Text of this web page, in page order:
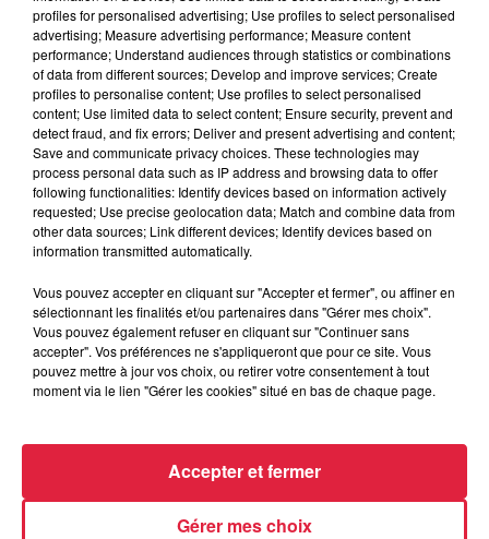
Europa-Park : des précisons sur l’après Euro-
Mir
Pendant trois décennies, l'Euro-Mir a fait tourner les têtes
profiles for personalised advertising; Use profiles to select personalised
advertising; Measure advertising performance; Measure content
performance; Understand audiences through statistics or combinations
of data from different sources; Develop and improve services; Create
profiles to personalise content; Use profiles to select personalised
content; Use limited data to select content; Ensure security, prevent and
detect fraud, and fix errors; Deliver and present advertising and content;
Save and communicate privacy choices. These technologies may
process personal data such as IP address and browsing data to offer
following functionalities: Identify devices based on information actively
requested; Use precise geolocation data; Match and combine data from
other data sources; Link different devices; Identify devices based on
information transmitted automatically.
Vous pouvez accepter en cliquant sur "Accepter et fermer", ou affiner en
sélectionnant les finalités et/ou partenaires dans "Gérer mes choix".
Vous pouvez également refuser en cliquant sur "Continuer sans
accepter". Vos préférences ne s'appliqueront que pour ce site. Vous
pouvez mettre à jour vos choix, ou retirer votre consentement à tout
moment via le lien "Gérer les cookies" situé en bas de chaque page.
Gérer mes choix
Accepter et fermer